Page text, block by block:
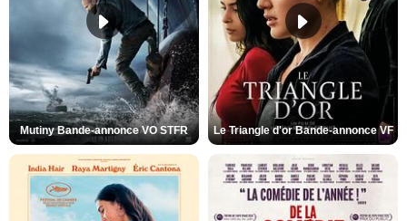
Mutiny Bande-annonce VO STFR Le Triangle d'or Bande-annonce VF